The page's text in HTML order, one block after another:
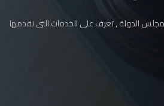
الدولة , تعرف على الخدمات التى نقدمها